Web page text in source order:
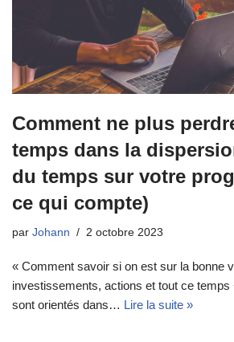
Comment ne plus
temps dans la
du temps sur votre
ce qui compte)
par Johann 2 octobre 2023
« Comment savoir si on est sur la bonne
investissements, actions et tout ce temps
sont orientés dans… Lire la suite »